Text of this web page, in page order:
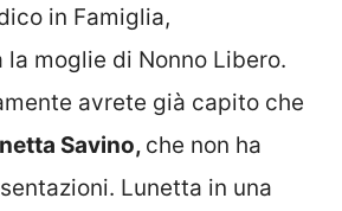
in Famiglia,
moglie di Nonno Libero.
avrete già capito che
Savino, che non ha
Lunetta in una